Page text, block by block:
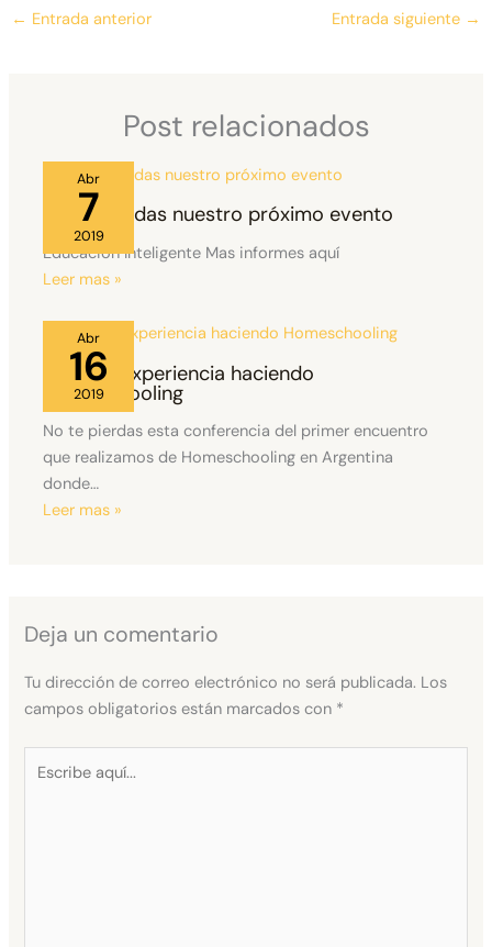
← Entrada anterior Entrada siguiente →
Post relacionados
Abr
7
2019
No te pierdas nuestro próximo evento
Educación Inteligente Mas informes aquí
Leer mas »
Abr
16
2019
Nuestra Experiencia haciendo
Homeschooling
No te pierdas esta conferencia del primer encuentro
que realizamos de Homeschooling en Argentina
donde…
Leer mas »
Deja un comentario
Tu dirección de correo electrónico no será publicada. Los
campos obligatorios están marcados con *
aquí...